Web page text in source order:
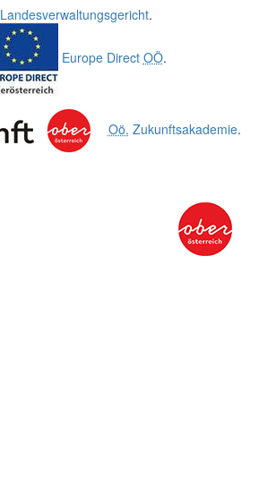
Landesverwaltungsgericht.
Europe Direct OÖ.
Oö. Zukunftsakademie.